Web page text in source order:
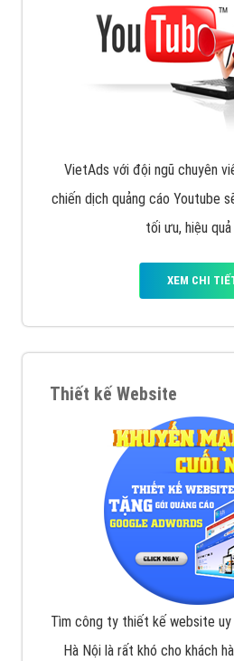
VietAds với đội ngũ chuyên
chiến dịch quảng cáo Youtube
tối ưu, hiệu
XEM CHI
Thiết kế Website
Tìm công ty thiết kế website uy
Hà Nội là rất khó cho khách